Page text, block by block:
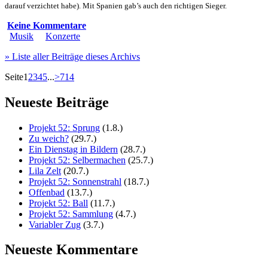
darauf verzichtet habe). Mit Spanien gab’s auch den richtigen Sieger.
Keine Kommentare
Musik
Konzerte
» Liste aller Beiträge dieses Archivs
Seite1 2345...>714
Neueste Beiträge
Projekt 52: Sprung (1.8.)
Zu weich? (29.7.)
Ein Dienstag in Bildern (28.7.)
Projekt 52: Selbermachen (25.7.)
Lila Zelt (20.7.)
Projekt 52: Sonnenstrahl (18.7.)
Offenbad (13.7.)
Projekt 52: Ball (11.7.)
Projekt 52: Sammlung (4.7.)
Variabler Zug (3.7.)
Neueste Kommentare